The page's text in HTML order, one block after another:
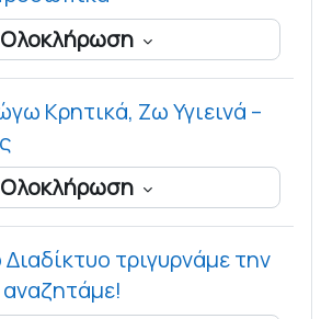
Ολοκλήρωση
Κρητικά, Ζω Υγιεινά –
Φάκελος
Ολοκλήρωση
τριγυρνάμε την